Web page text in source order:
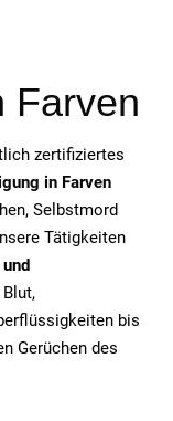
Farven
zertifiziertes
in Farven
Selbstmord
Tätigkeiten
bis
Gerüchen des